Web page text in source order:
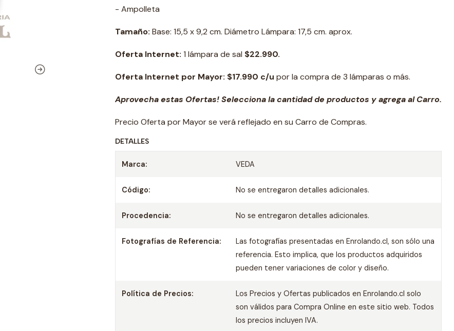
- Ampolleta
Tamaño: Base: 15,5 x 9,2 cm. Diámetro Lámpara: 17,5 cm. aprox.
Oferta Internet: 1 lámpara de sal $22.990.
Oferta Internet por Mayor: $17.990 c/u por la compra de 3 lámparas o más.
Aprovecha estas Ofertas! Selecciona la cantidad de productos y agrega al Carro.
Precio Oferta por Mayor se verá reflejado en su Carro de Compras.
DETALLES
Marca: VEDA
Código: No se entregaron detalles adicionales.
Procedencia: No se entregaron detalles adicionales.
Fotografías de Referencia:
Las fotografías presentadas en Enrolando.cl, son sólo una
referencia. Esto implica, que los productos adquiridos
pueden tener variaciones de color y diseño.
Política de Precios:
Los Precios y Ofertas publicados en Enrolando.cl solo
son válidos para Compra Online en este sitio web. Todos
los precios incluyen IVA.